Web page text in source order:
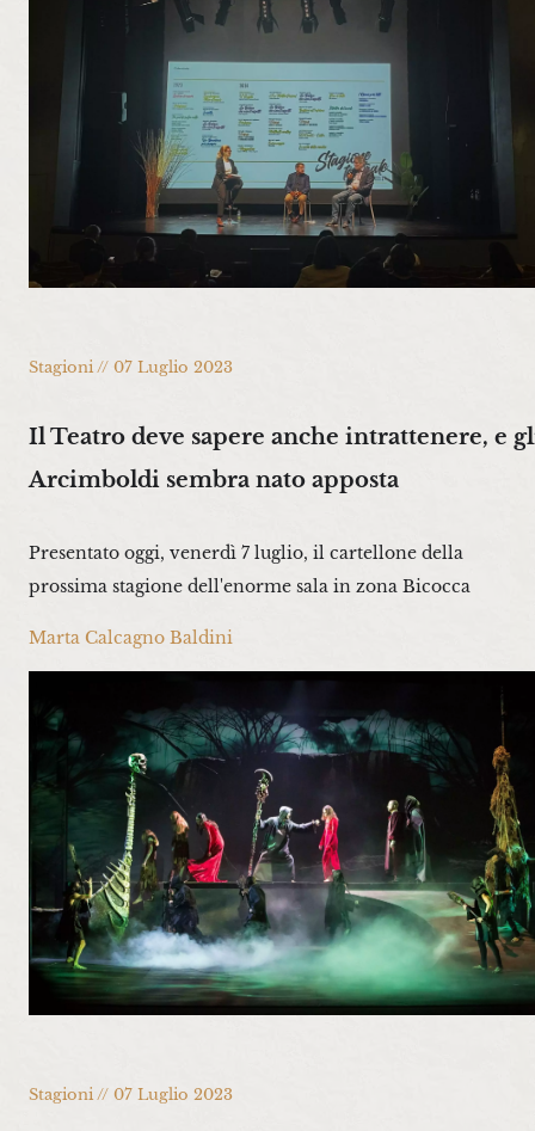
Il Teatro deve sapere anche intrattenere, e
Arcimboldi sembra nato apposta
Presentato oggi, venerdì 7 luglio, il cartellone della
prossima stagione dell'enorme sala in zona Bicocca
Marta Calcagno Baldini
Stagioni // 07 Luglio 2023
Stagioni // 07 Luglio 2023